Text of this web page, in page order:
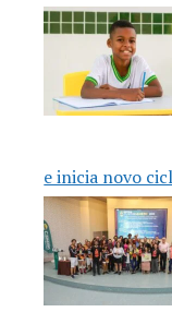
e inicia novo